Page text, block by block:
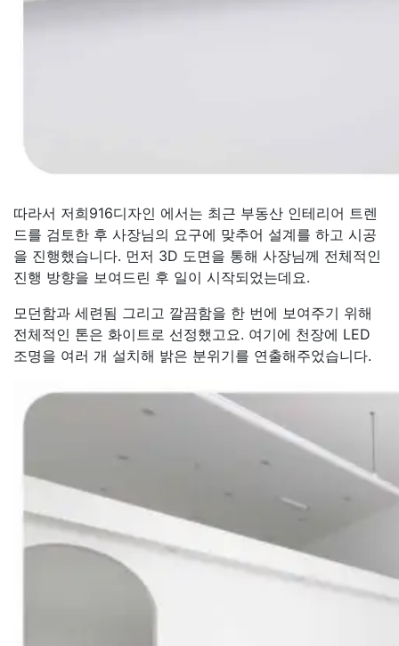
따라서 저희916디자인 에서는 최근 부동산 인테리어 트렌
드를 검토한 후 사장님의 요구에 맞추어 설계를 하고 시공
을 진행했습니다. 먼저 3D 도면을 통해 사장님께 전체적인
진행 방향을 보여드린 후 일이 시작되었는데요.
모던함과 세련됨 그리고 깔끔함을 한 번에 보여주기 위해
전체적인 톤은 화이트로 선정했고요. 여기에 천장에 LED
조명을 여러 개 설치해 밝은 분위기를 연출해주었습니다.